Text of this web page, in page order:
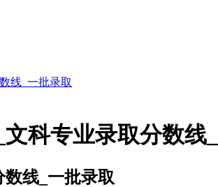
线_一批录取
科专业录取分数线
线_一批录取